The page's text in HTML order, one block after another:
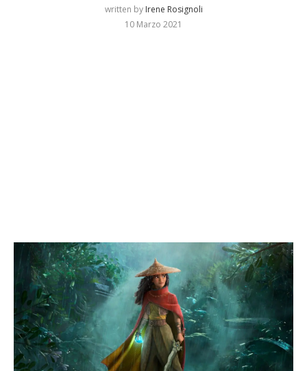
written by Irene Rosignoli
10 Marzo 2021